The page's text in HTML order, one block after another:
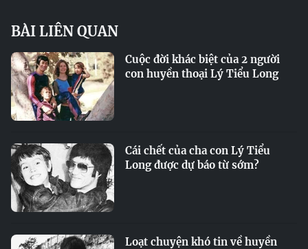
BÀI LIÊN QUAN
Cuộc đời khác biệt của 2 người
con huyền thoại Lý Tiểu Long
Cái chết của cha con Lý Tiểu
Long được dự báo từ sớm?
Loạt chuyện khó tin về huyền